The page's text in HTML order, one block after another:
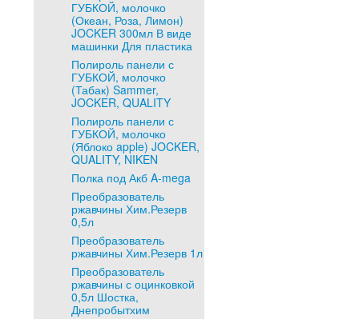
ГУБКОЙ, молочко
(Океан, Роза, Лимон)
JOCKER 300мл В виде
машинки Для пластика
Полироль панели с
ГУБКОЙ, молочко
(Табак) Sammer,
JOCKER, QUALITY
Полироль панели с
ГУБКОЙ, молочко
(Яблоко apple) JOCKER,
QUALITY, NIKEN
Полка под Акб A-mega
Преобразователь
ржавчины Хим.Резерв
0,5л
Преобразователь
ржавчины Хим.Резерв 1л
Преобразователь
ржавчины с оцинковкой
0,5л Шостка,
Днепробытхим